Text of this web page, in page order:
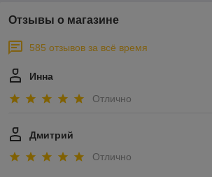
Отзывы о магазине
585 отзывов за всё время
Инна
Отлично
Дмитрий
Отлично